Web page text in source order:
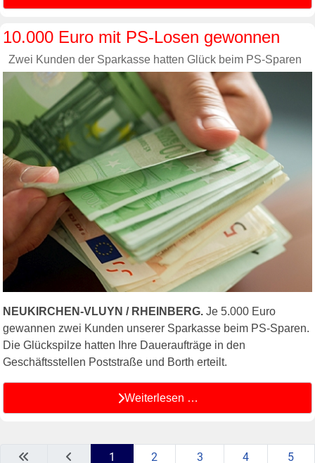
10.000 Euro mit PS-Losen gewonnen
Zwei Kunden der Sparkasse hatten Glück beim PS-Sparen
NEUKIRCHEN-VLUYN / RHEINBERG. Je 5.000 Euro
gewannen zwei Kunden unserer Sparkasse beim PS-Sparen.
Die Glückspilze hatten Ihre Daueraufträge in den
Geschäftsstellen Poststraße und Borth erteilt.
Weiterlesen …
1 2 3 4 5